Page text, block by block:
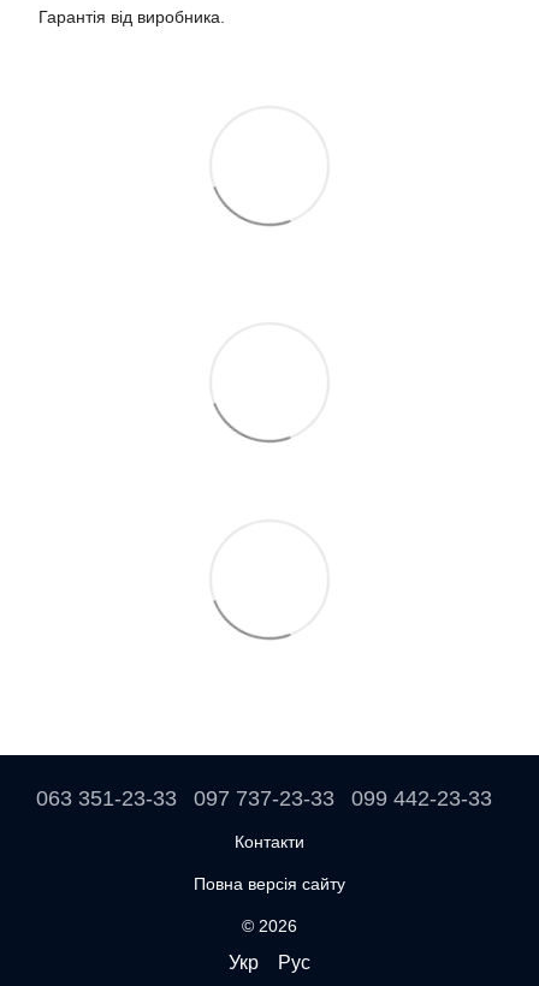
Гарантія від виробника.
063 351-23-33 097 737-23-33 099 442-23-33
Контакти
Повна версія сайту
© 2026
Укр Рус